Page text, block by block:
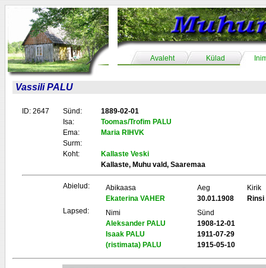
Avaleht Külad
Vassili PALU
ID: 2647 Sünd:
1889-02-01
Isa:
Toomas/Trofim PALU
Ema:
Maria RIHVK
Surm:
Koht:
Kallaste Veski
Kallaste, Muhu vald, Saaremaa
Abielud: Abikaasa Aeg
Kirik
Ekaterina VAHER
30.01.1908
Rinsi
Lapsed:
Nimi
Sünd
Aleksander PALU
1908-12-01
Isaak PALU
1911-07-29
(ristimata) PALU
1915-05-10